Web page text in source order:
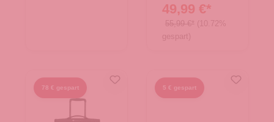
49,99 €*
55,99 €* (10.72%
gespart)
78 € gespart 5 € gespart